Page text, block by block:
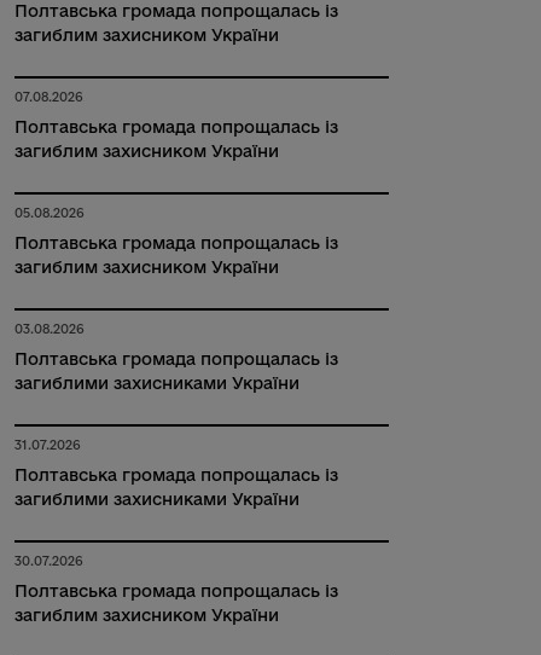
Полтавська громада попрощалась із
загиблим захисником України
07.08.2026
Полтавська громада попрощалась із
загиблим захисником України
05.08.2026
Полтавська громада попрощалась із
загиблим захисником України
03.08.2026
Полтавська громада попрощалась із
загиблими захисниками України
31.07.2026
Полтавська громада попрощалась із
загиблими захисниками України
30.07.2026
Полтавська громада попрощалась із
загиблим захисником України